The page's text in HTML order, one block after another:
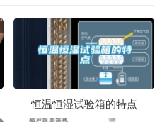
恒温恒湿试验箱的特点